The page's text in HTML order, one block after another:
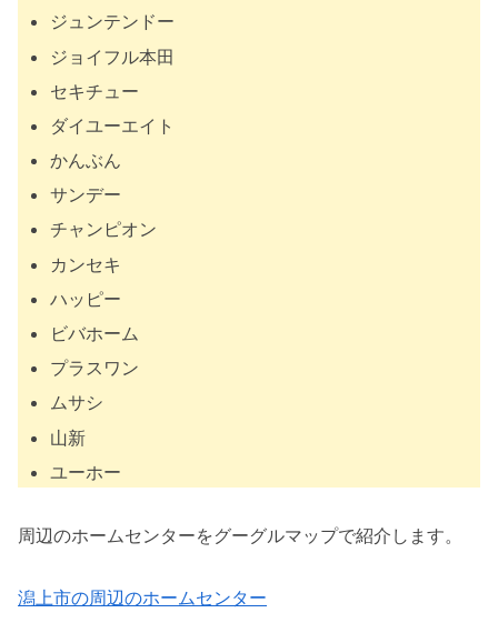
ジュンテンドー
ジョイフル本田
セキチュー
ダイユーエイト
かんぶん
サンデー
チャンピオン
カンセキ
ハッピー
ビバホーム
プラスワン
ムサシ
山新
ユーホー
周辺のホームセンターをグーグルマップで紹介します。
潟上市の周辺のホームセンター